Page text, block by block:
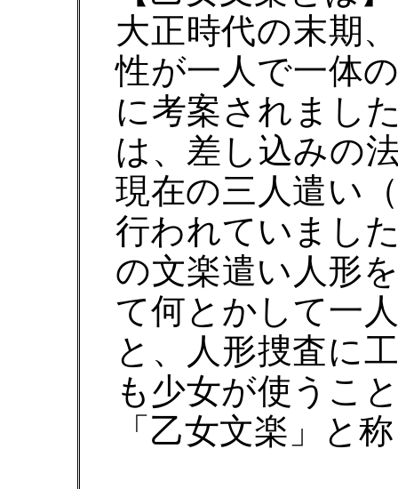
大正時代の末期
性が一人で一体
に考案されまし
は、差し込みの
現在の三人遣い
行われていまし
の文楽遣い人形
て何とかして一
と、人形捜査に
も少女が使うこ
「乙女文楽」と